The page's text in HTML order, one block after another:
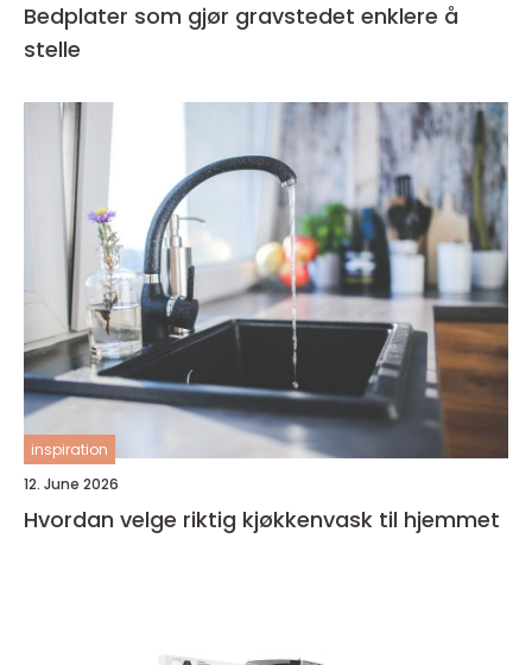
Bedplater som gjør gravstedet enklere å
stelle
inspiration
12. June 2026
Hvordan velge riktig kjøkkenvask til hjemmet